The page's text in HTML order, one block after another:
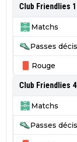
Club Friendlies 1
Matchs
Passes
Rouge
Club Friendlies 4
Matchs
Passes